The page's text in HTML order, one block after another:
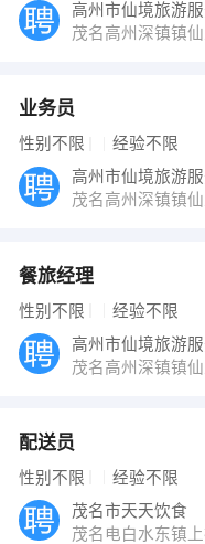
高州市仙境旅游
茂名高州深镇镇
业务员
性别不限 经验不限
高州市仙境旅游
茂名高州深镇镇
餐旅经理
性别不限 经验不限
高州市仙境旅游
茂名高州深镇镇
配送员
性别不限 经验不限
茂名市天天饮食
茂名电白水东镇